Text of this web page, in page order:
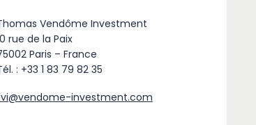
Vendôme Investment
rue de la Paix
Paris – France
: +33 1 83 79 82 35
investment.com